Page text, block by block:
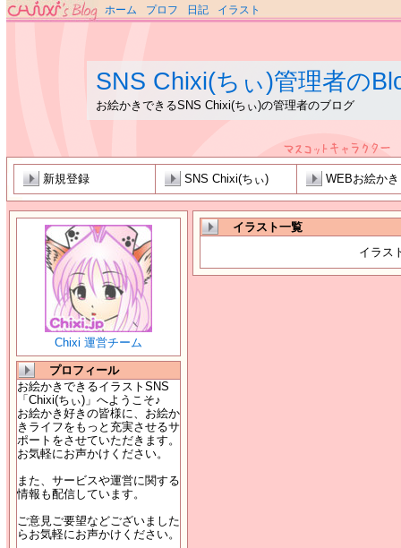
ホーム プロフ 日記 イラスト
SNS Chixi(ちぃ)管理者の
お絵かきできるSNS Chixi(ちぃ)の管理者のブログ
Chixi 運営チーム
プロフィール
お絵かきできるイラストSNS
「Chixi(ちぃ)」へようこそ♪
お絵かき好きの皆様に、お絵か
きライフをもっと充実させるサ
ポートをさせていただきます。
お気軽にお声かけください。
また、サービスや運営に関する
情報も配信しています。
ご意見ご要望などございました
らお気軽にお声かけください。
新規登録 SNS Chixi(ちぃ) WEBお絵か
イラスト一覧
イラス